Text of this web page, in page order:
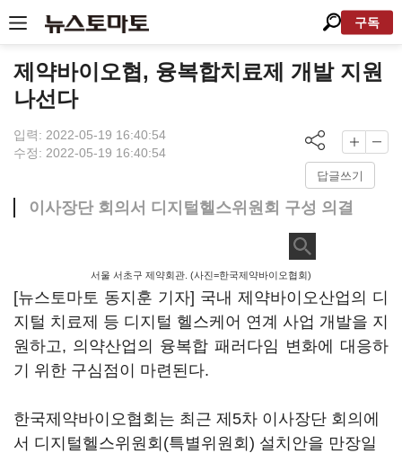
구독
제약바이오협, 융복합치료제 개발 지원
나선다
입력: 2022-05-19 16:40:54
수정: 2022-05-19 16:40:54
답글쓰기
이사장단 회의서 디지털헬스위원회 구성 의결
서울 서초구 제약회관. (사진=한국제약바이오협회)
[뉴스토마토 동지훈 기자] 국내 제약바이오산업의 디
지털 치료제 등 디지털 헬스케어 연계 사업 개발을 지
원하고, 의약산업의 융복합 패러다임 변화에 대응하
기 위한 구심점이 마련된다.
한국제약바이오협회는 최근 제5차 이사장단 회의에
서 디지털헬스위원회(특별위원회) 설치안을 만장일